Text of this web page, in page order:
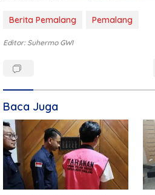
Berita Pemalang Pemalang
Editor: Suhermo GWI
Baca Juga